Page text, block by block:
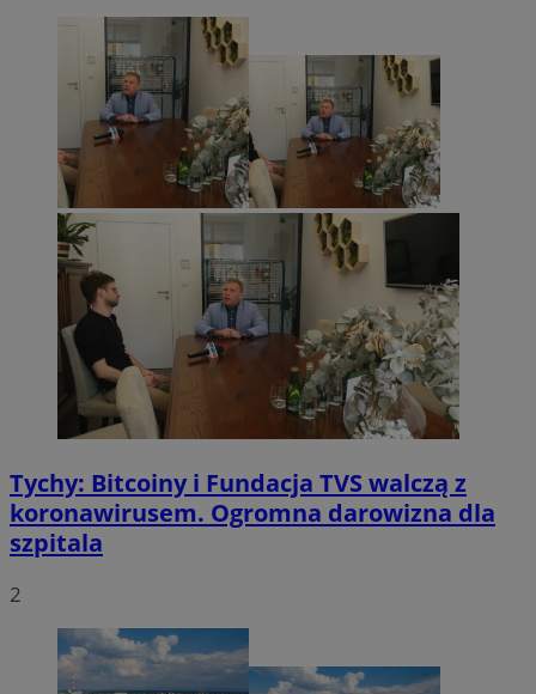
Tychy: Bitcoiny i Fundacja TVS walczą z
koronawirusem. Ogromna darowizna dla
szpitala
2